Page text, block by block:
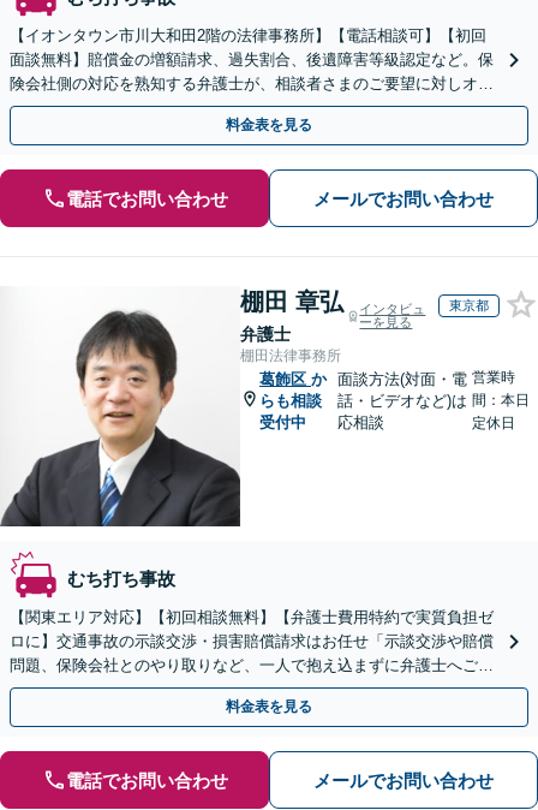
【イオンタウン市川大和田2階の法律事務所】【電話相談可】【初回
面談無料】賠償金の増額請求、過失割合、後遺障害等級認定など。保
険会社側の対応を熟知する弁護士が、相談者さまのご要望に対しオー
ダーメイドの解決策を提案します。
料金表を見る
電話でお問い合わせ メールでお問い合わせ
棚田 章弘
弁護士
インタビュ
ーを見る
東京都
棚田法律事務所
葛飾区 か
らも相談
受付中
面談方法(対面・電
話・ビデオなど)は
応相談
営業時
間：本日
定休日
むち打ち事故
【関東エリア対応】【初回相談無料】【弁護士費用特約で実質負担ゼ
ロに】交通事故の示談交渉・損害賠償請求はお任せ「示談交渉や賠償
問題、保険会社とのやり取りなど、一人で抱え込まずに弁護士へご相
談を」豊富な経験を活かし、最善の対応方針をご提案
料金表を見る
電話でお問い合わせ メールでお問い合わせ